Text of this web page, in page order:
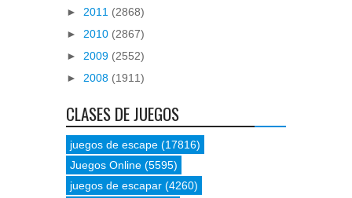
► 2011 (2868)
► 2010 (2867)
► 2009 (2552)
► 2008 (1911)
CLASES DE JUEGOS
juegos de escape (17816)
Juegos Online (5595)
juegos de escapar (4260)